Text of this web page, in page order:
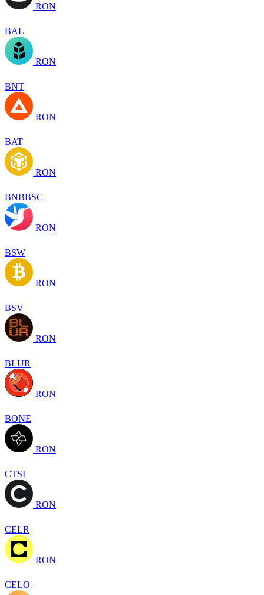
RON
BAL
RON
BNT
RON
BAT
RON
BNBBSC
RON
BSW
RON
BSV
RON
BLUR
RON
BONE
RON
CTSI
RON
CELR
RON
CELO